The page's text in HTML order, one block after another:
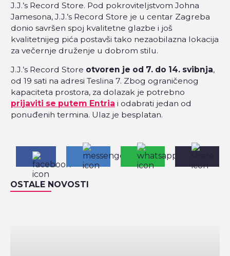
J.J.’s Record Store. Pod pokroviteljstvom Johna
Jamesona, J.J.’s Record Store je u centar Zagreba
donio savršen spoj kvalitetne glazbe i još
kvalitetnijeg pića postavši tako nezaobilazna lokacija
za večernje druženje u dobrom stilu.
J.J.’s Record Store otvoren je od 7. do 14. svibnja,
od 19 sati na adresi Teslina 7. Zbog ograničenog
kapaciteta prostora, za dolazak je potrebno
prijaviti se putem Entria i odabrati jedan od
ponuđenih termina. Ulaz je besplatan.
OSTALE NOVOSTI